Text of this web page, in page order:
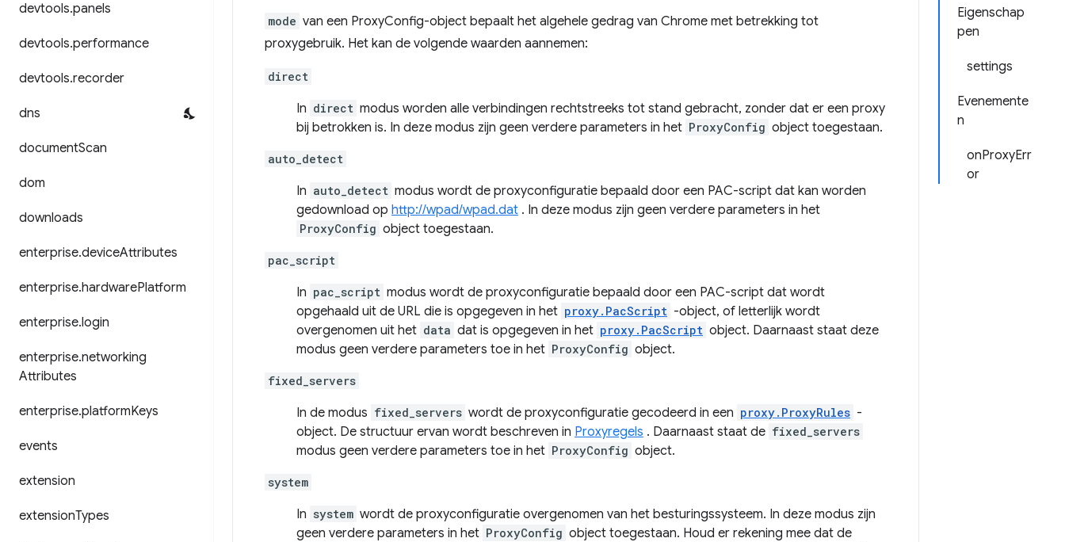
devtools.panels
devtools.performance
devtools.recorder
dns
documentScan
dom
downloads
enterprise.deviceAttributes
enterprise.hardwarePlatform
enterprise.login
enterprise.networking
Attributes
enterprise.platformKeys
events
extension
extensionTypes
Eigenschap
pen
settings
Evenemente
n
onProxyErr
or
mode van een ProxyConfig-object bepaalt het algehele gedrag van Chrome met betrekking tot
proxygebruik. Het kan de volgende waarden aannemen:
direct
In direct modus worden alle verbindingen rechtstreeks tot stand gebracht, zonder dat er een proxy
bij betrokken is. In deze modus zijn geen verdere parameters in het ProxyConfig object toegestaan.
auto_detect
In auto_detect modus wordt de proxyconfiguratie bepaald door een PAC-script dat kan worden
gedownload op http://wpad/wpad.dat . In deze modus zijn geen verdere parameters in het
ProxyConfig object toegestaan.
pac_script
In pac_script modus wordt de proxyconfiguratie bepaald door een PAC-script dat wordt
opgehaald uit de URL die is opgegeven in het proxy.PacScript -object, of letterlijk wordt
overgenomen uit het data dat is opgegeven in het proxy.PacScript object. Daarnaast staat deze
modus geen verdere parameters toe in het ProxyConfig object.
fixed_servers
In de modus fixed_servers wordt de proxyconfiguratie gecodeerd in een proxy.ProxyRules -
object. De structuur ervan wordt beschreven in Proxyregels . Daarnaast staat de fixed_servers
modus geen verdere parameters toe in het ProxyConfig object.
system
In system wordt de proxyconfiguratie overgenomen van het besturingssysteem. In deze modus zijn
geen verdere parameters in het ProxyConfig object toegestaan. Houd er rekening mee dat de